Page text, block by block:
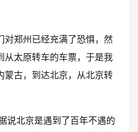
对郑州已经充满了恐惧，然
从太原转车的车票，于是我
蒙古，到达北京，从北京转
说北京是遇到了百年不遇的